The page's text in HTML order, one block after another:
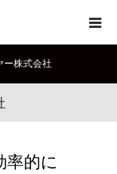
ー株式会社
率的に